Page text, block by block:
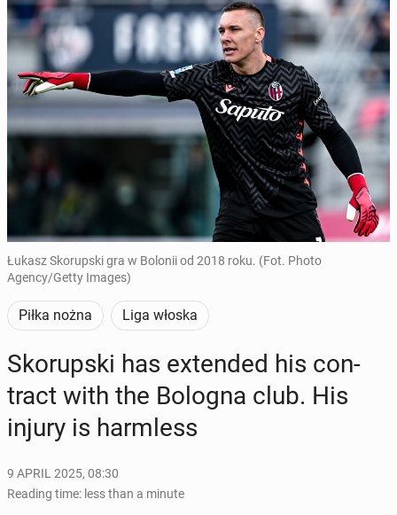
Łukasz Skorupski gra w Bolonii od 2018 roku. (Fot. Photo
Agency/Getty Images)
Piłka nożna Liga włoska
Sko­rup­s­ki has ex­tend­ed his con­
tract with the Bologna club. His
injury is harm­less
9 APRIL 2025, 08:30
Reading time: less than a minute